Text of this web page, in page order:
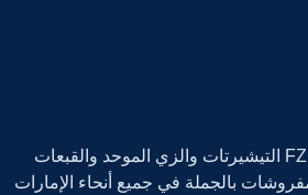
تورّد أورينت يونيفورمز FZE التيشيرتات والزي الموحد والقبعات
بالجملة في جميع أنحاء الإمارات